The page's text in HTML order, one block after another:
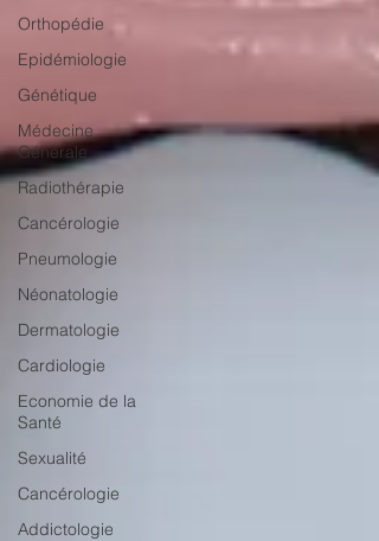
Orthopédie
Epidémiologie
Génétique
Médecine
Générale
Radiothérapie
Cancérologie
Pneumologie
Néonatologie
Dermatologie
Cardiologie
Economie de la
Santé
Sexualité
Cancérologie
Addictologie